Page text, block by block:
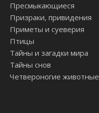
Пресмыкающиеся
Призраки, привидения
Приметы и суеверия
Птицы
Тайны и загадки мира
Тайны снов
Четвероногие животные